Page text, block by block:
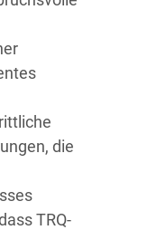
die
TRQ-